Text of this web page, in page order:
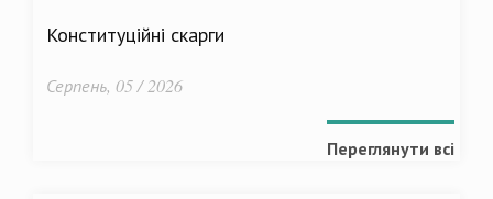
Конституційні скарги
Серпень, 05 / 2026
Переглянути всі